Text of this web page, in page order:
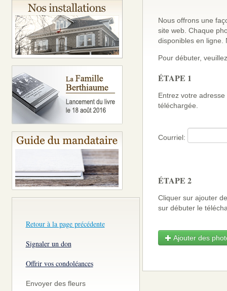
Retour à la page précédente
Signaler un don
Offrir vos condoléances
Envoyer des fleurs
Nous offrons une
site web. Chaque
disponibles en ligne.
Pour débuter,
ÉTAPE 1
Entrez votre
téléchargée.
Courriel:
ÉTAPE 2
Cliquer sur ajouter
sur débuter le
Ajouter des